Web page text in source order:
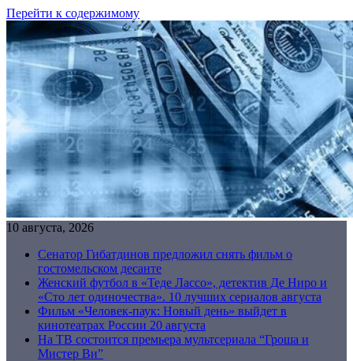
Перейти к содержимому
10 августа, 2026
Сенатор Гибатдинов предложил снять фильм о
гостомельском десанте
Женский футбол в «Теде Лассо», детектив Де Ниро и
«Сто лет одиночества». 10 лучших сериалов августа
Фильм «Человек-паук: Новый день» выйдет в
кинотеатрах России 20 августа
На ТВ состоится премьера мультсериала “Гроша и
Мистер Ви”